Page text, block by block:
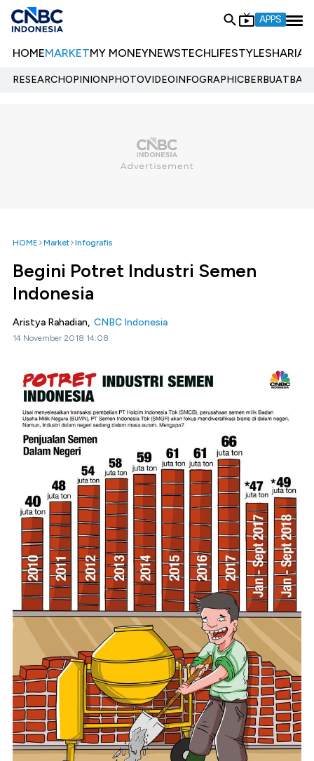
APPS
HOMEMARKETMY MONEYNEWSTECHLIFESTYLESHARIA
RESEARCHOPINIONPHOTOVIDEOINFOGRAPHIC
HOME Market Infografis
Begini Potret Industri Semen
Indonesia
Aristya Rahadian, CNBC Indonesia
14 November 2018 14:08